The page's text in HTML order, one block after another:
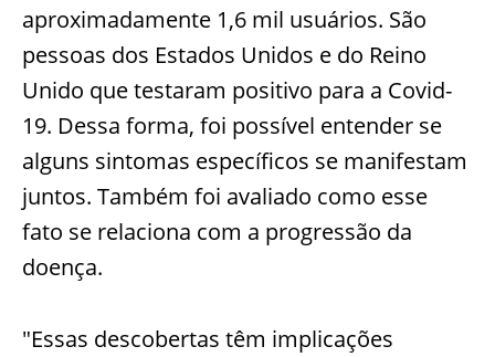
aproximadamente 1,6 mil usuários. São
pessoas dos Estados Unidos e do Reino
Unido que testaram positivo para a Covid-
19. Dessa forma, foi possível entender se
alguns sintomas específicos se manifestam
juntos. Também foi avaliado como esse
fato se relaciona com a progressão da
doença.
"Essas descobertas têm implicações